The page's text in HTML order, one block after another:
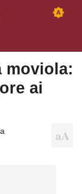
moviola:
ai